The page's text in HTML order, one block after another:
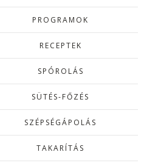
PROGRAMOK
RECEPTEK
SPÓROLÁS
SÜTÉS-FŐZÉS
SZÉPSÉGÁPOLÁS
TAKARÍTÁS